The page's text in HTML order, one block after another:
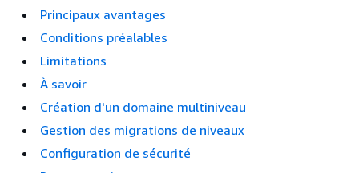
Principaux avantages
Conditions préalables
Limitations
À savoir
Création d'un domaine multiniveau
Gestion des migrations de niveaux
Configuration de sécurité